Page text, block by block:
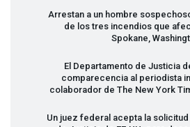
Arrestan a un hombre
de los tres incendios que
Spokane,
El Departamento de Justicia
comparecencia al periodista
colaborador de The New York
Un juez federal acepta la